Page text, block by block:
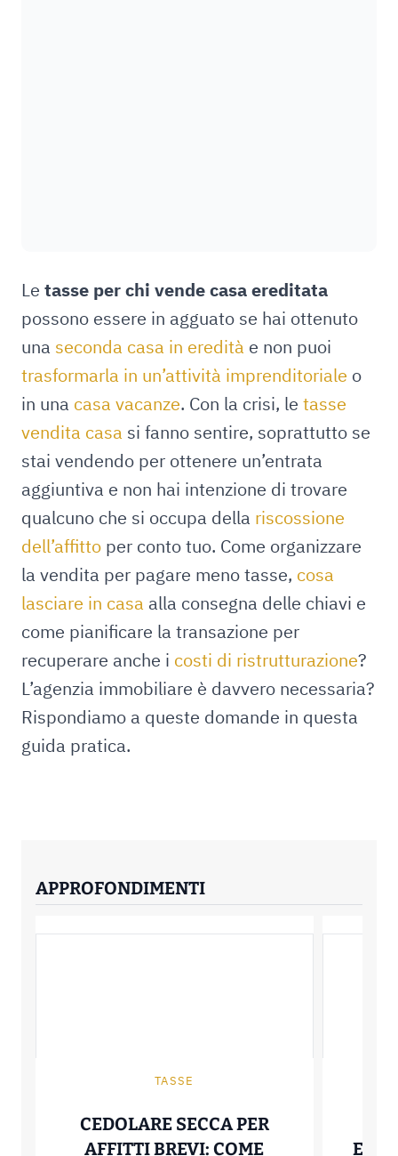
Le tasse per chi vende casa ereditata
possono essere in agguato se hai ottenuto
una seconda casa in eredità e non puoi
trasformarla in un’attività imprenditoriale o
in una casa vacanze. Con la crisi, le tasse
vendita casa si fanno sentire, soprattutto se
stai vendendo per ottenere un’entrata
aggiuntiva e non hai intenzione di trovare
qualcuno che si occupa della riscossione
dell’affitto per conto tuo. Come organizzare
la vendita per pagare meno tasse, cosa
lasciare in casa alla consegna delle chiavi e
come pianificare la transazione per
recuperare anche i costi di ristrutturazione?
L’agenzia immobiliare è davvero necessaria?
Rispondiamo a queste domande in questa
guida pratica.
APPROFONDIMENTI
TASSE
CEDOLARE SECCA PER
AFFITTI BREVI: COME